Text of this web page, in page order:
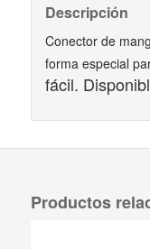
Descripción
Conector de
forma especial
fácil.
Productos